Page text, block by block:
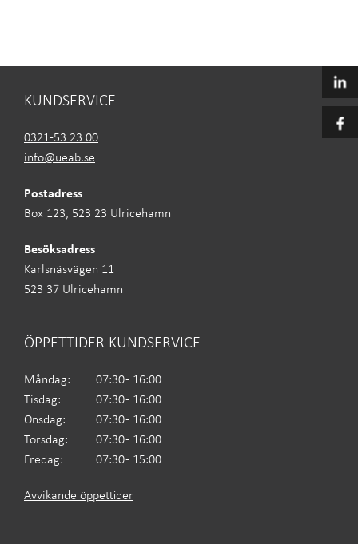
KUNDSERVICE
0321-53 23 00
info@ueab.se
Postadress
Box 123, 523 23 Ulricehamn
Besöksadress
Karlsnäsvägen 11
523 37 Ulricehamn
ÖPPETTIDER KUNDSERVICE
Måndag:
07:30 - 16:00
Tisdag:
07:30 - 16:00
Onsdag:
07:30 - 16:00
Torsdag:
07:30 - 16:00
Fredag:
07:30 - 15:00
Avvikande öppettider